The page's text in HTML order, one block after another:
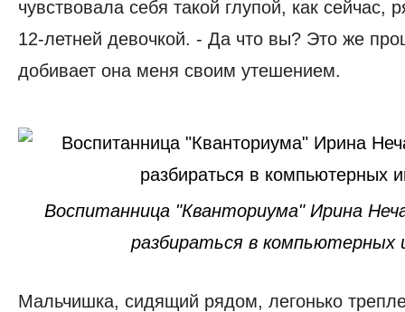
чувствовала себя такой глупой, как сейчас,
12-летней девочкой. - Да что вы? Это же
добивает она меня своим утешением.
Воспитанница "Кванториума" Ирина
разбираться в компьютерных
Мальчишка, сидящий рядом, легонько